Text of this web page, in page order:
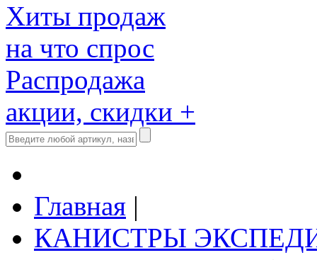
Хиты продаж
на что спрос
Распродажа
акции, скидки +
Главная |
КАНИСТРЫ